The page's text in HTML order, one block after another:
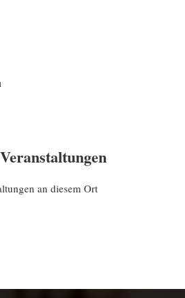
an diesem Ort